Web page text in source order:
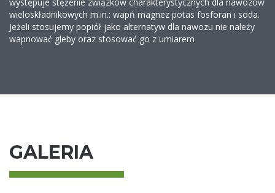
wieloskładnikowych m.in.: wapń magnez potas fosforan i soda.
Jeżeli stosujemy popiół jako alternatyw dla nawozu nie należy
wapnować gleby oraz stosować go z umiarem
GALERIA